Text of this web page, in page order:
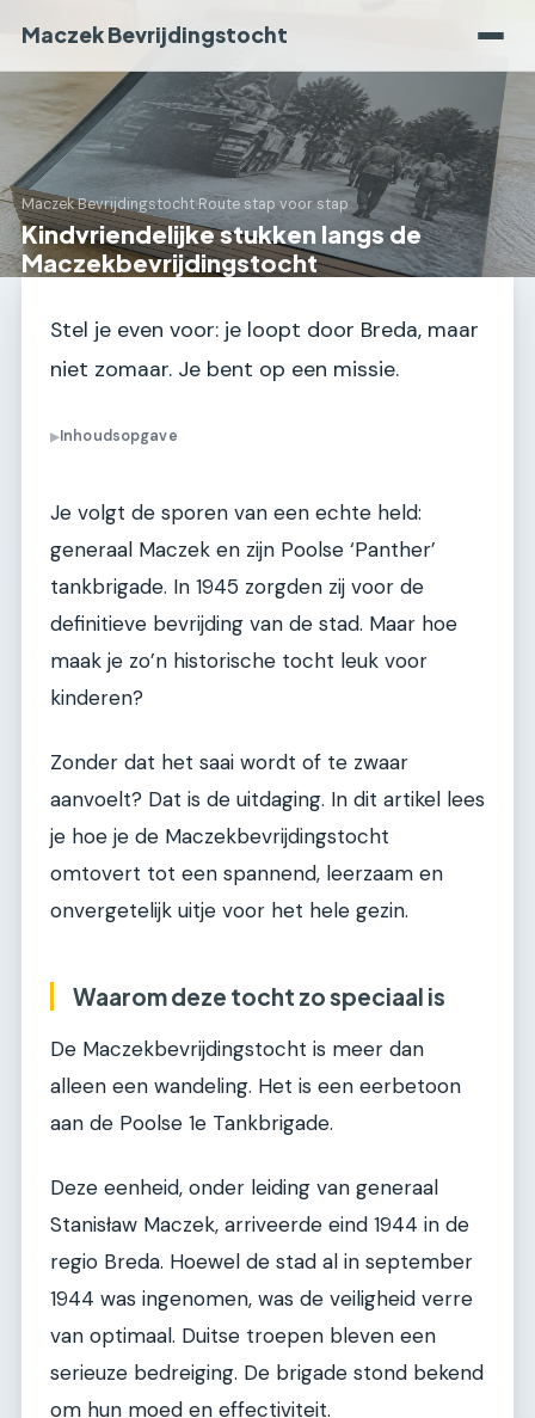
Maczek Bevrijdingstocht
Maczek Bevrijdingstocht›Route stap voor stap
Kindvriendelijke stukken langs de
Maczekbevrijdingstocht
Stel je even voor: je loopt door Breda, maar
niet zomaar. Je bent op een missie.
▶Inhoudsopgave
Je volgt de sporen van een echte held:
generaal Maczek en zijn Poolse ‘Panther’
tankbrigade. In 1945 zorgden zij voor de
definitieve bevrijding van de stad. Maar hoe
maak je zo’n historische tocht leuk voor
kinderen?
Zonder dat het saai wordt of te zwaar
aanvoelt? Dat is de uitdaging. In dit artikel lees
je hoe je de Maczekbevrijdingstocht
omtovert tot een spannend, leerzaam en
onvergetelijk uitje voor het hele gezin.
Waarom deze tocht zo speciaal is
De Maczekbevrijdingstocht is meer dan
alleen een wandeling. Het is een eerbetoon
aan de Poolse 1e Tankbrigade.
Deze eenheid, onder leiding van generaal
Stanisław Maczek, arriveerde eind 1944 in de
regio Breda. Hoewel de stad al in september
1944 was ingenomen, was de veiligheid verre
van optimaal. Duitse troepen bleven een
serieuze bedreiging. De brigade stond bekend
om hun moed en effectiviteit.